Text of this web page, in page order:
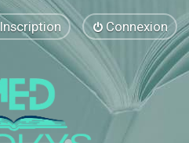
Connexion
Inscription